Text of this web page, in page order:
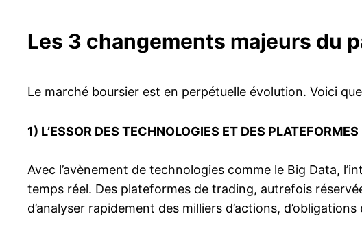
Les 3 changements majeurs du
Le marché boursier est en perpétuelle évolution. Voici
1) L’ESSOR DES TECHNOLOGIES ET DES
Avec l’avènement de technologies comme le Big Data,
temps réel. Des plateformes de trading, autrefois
d’analyser rapidement des milliers d’actions, d’obligations